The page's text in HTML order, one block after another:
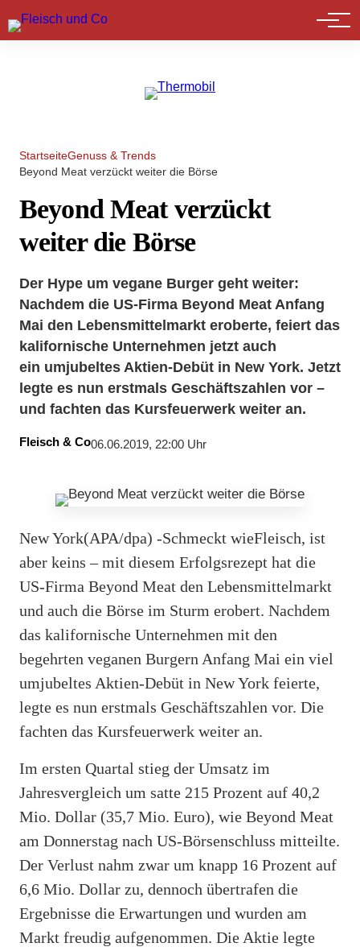
Marktführer
StartseiteGenuss & Trends
Beyond Meat verzückt weiter die Börse
Beyond Meat verzückt
weiter die Börse
Der Hype um vegane Burger geht weiter:
Nachdem die US-Firma Beyond Meat Anfang
Mai den Lebensmittelmarkt eroberte, feiert das
kalifornische Unternehmen jetzt auch
ein umjubeltes Aktien-Debüt in New York. Jetzt
legte es nun erstmals Geschäftszahlen vor –
und fachten das Kursfeuerwerk weiter an.
Fleisch & Co06.06.2019, 22:00 Uhr
New York(APA/dpa) -Schmeckt wieFleisch, ist
aber keins – mit diesem Erfolgsrezept hat die
US-Firma Beyond Meat den Lebensmittelmarkt
und auch die Börse im Sturm erobert. Nachdem
das kalifornische Unternehmen mit den
begehrten veganen Burgern Anfang Mai ein viel
umjubeltes Aktien-Debüt in New York feierte,
legte es nun erstmals Geschäftszahlen vor. Die
fachten das Kursfeuerwerk weiter an.
Im ersten Quartal stieg der Umsatz im
Jahresvergleich um satte 215 Prozent auf 40,2
Mio. Dollar (35,7 Mio. Euro), wie Beyond Meat
am Donnerstag nach US-Börsenschluss mitteilte.
Der Verlust nahm zwar um knapp 16 Prozent auf
6,6 Mio. Dollar zu, dennoch übertrafen die
Ergebnisse die Erwartungen und wurden am
Markt freudig aufgenommen. Die Aktie legte